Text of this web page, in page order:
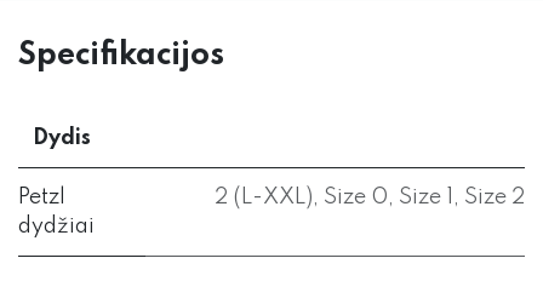
Specifikacijos
Dydis
Petzl
dydžiai
2 (L-XXL), Size 0, Size 1 , Size 2